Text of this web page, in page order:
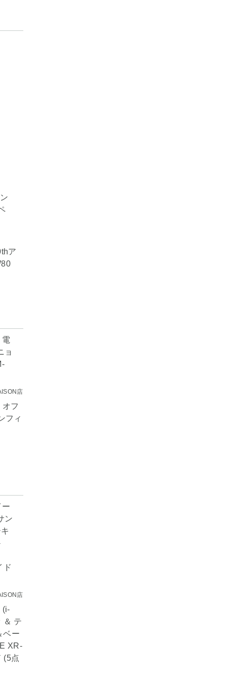
ア
店
フ
フィ
店
(i-
＆ テ
ベー
XR-
(5点